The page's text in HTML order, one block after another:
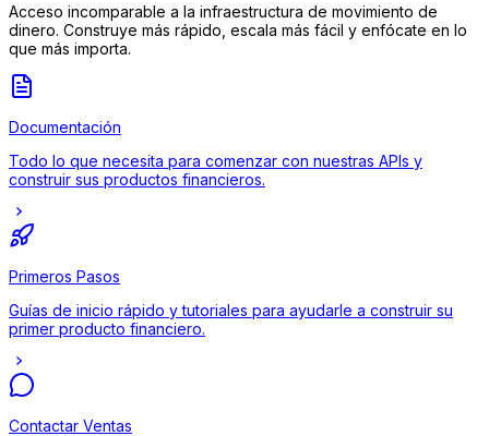
Acceso incomparable a la infraestructura de movimiento de
dinero. Construye más rápido, escala más fácil y enfócate en lo
que más importa.
Documentación
Todo lo que necesita para comenzar con nuestras APIs y
construir sus productos financieros.
Primeros Pasos
Guías de inicio rápido y tutoriales para ayudarle a construir su
primer producto financiero.
Contactar Ventas